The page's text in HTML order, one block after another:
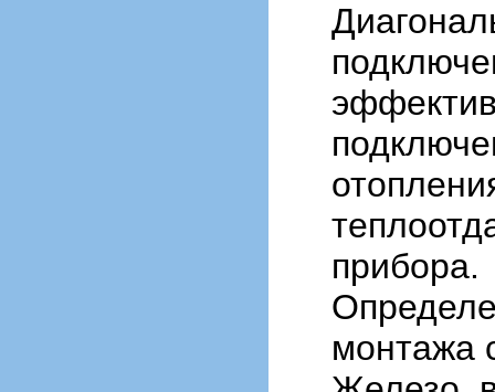
прибора.
монтажа